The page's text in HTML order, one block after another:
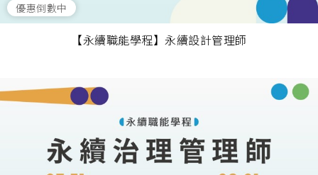
優惠倒數中
【永續職能學程】永續設計管理師